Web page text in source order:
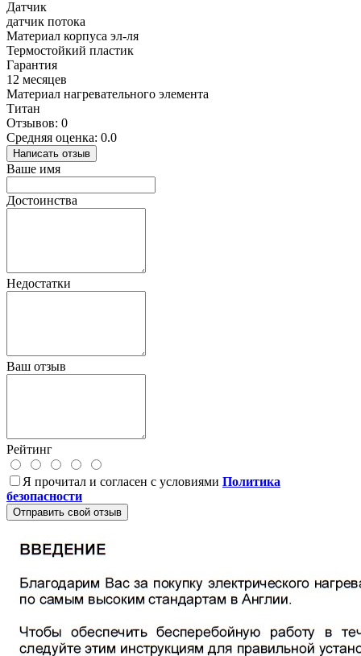
Датчик
датчик потока
Материал корпуса эл-ля
Термостойкий пластик
Гарантия
12 месяцев
Материал нагревательного элемента
Титан
Отзывов: 0
Средняя оценка: 0.0
Написать отзыв
Ваше имя
Достоинства
Недостатки
Ваш отзыв
Рейтинг
Я прочитал и согласен с условиями Политика
безопасности
Отправить свой отзыв